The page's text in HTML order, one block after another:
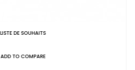
LISTE DE SOUHAITS
ADD TO COMPARE